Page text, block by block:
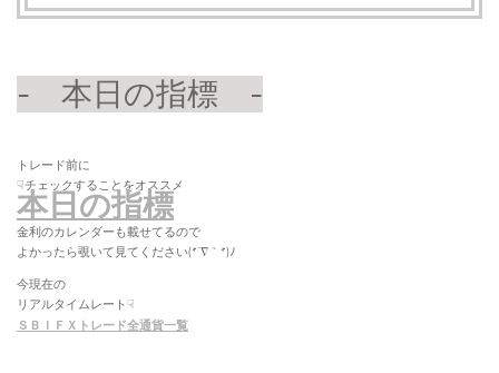
- 本日の指標 -
トレード前に
☟チェックすることをオススメ
本日の指標
金利のカレンダーも載せてるので
よかったら覗いて見てください(*´∇｀*)ﾉ
今現在の
リアルタイムレート☟
ＳＢＩＦＸトレード全通貨一覧